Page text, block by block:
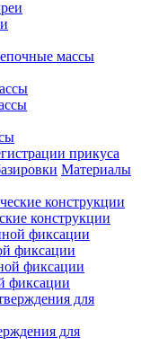
массы
прикуса
Материалы
конструкции
фиксации
фиксации
для